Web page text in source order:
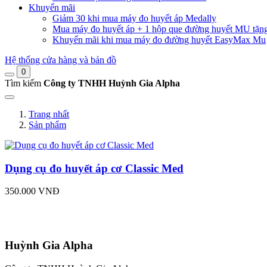
Khuyến mãi
Giảm 30 khi mua máy đo huyết áp Medally
Mua máy đo huyết áp + 1 hộp que đường huyết MU
Khuyến mãi khi mua máy đo đường huyết EasyMax Mu
Hệ thống cửa hàng và bản đồ
0
Tìm kiếm Công ty TNHH Huỳnh Gia Alpha
Trang nhất
Sản phẩm
Dụng cụ đo huyết áp cơ Classic Med
350.000 VNĐ
Huỳnh Gia Alpha